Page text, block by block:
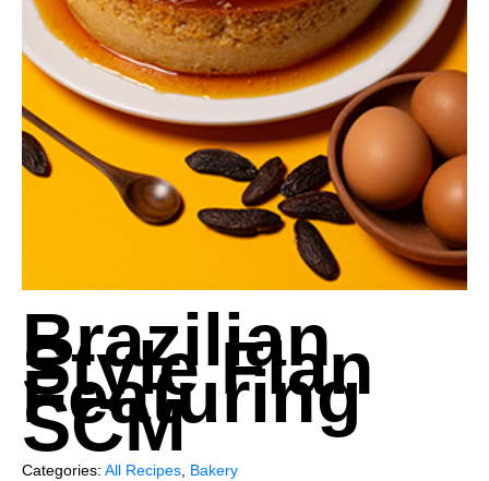
Brazilian
Style Flan
Featuring
SCM
Categories: All Recipes, Bakery